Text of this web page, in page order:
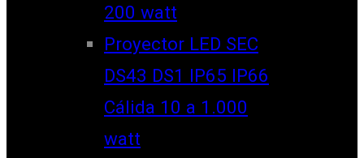
200 watt
Proyector LED SEC
DS43 DS1 IP65 IP66
Cálida 10 a 1.000
watt